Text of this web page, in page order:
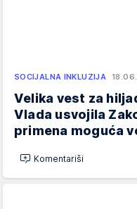
SOCIJALNA INKLUZIJA
Velika vest za
Vlada usvojila
primena moguća
Komentariši